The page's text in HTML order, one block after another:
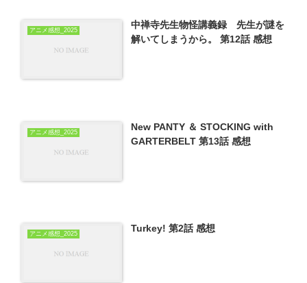
アニメ感想_2025
中禅寺先生物怪講義録 先生が謎を
解いてしまうから。 第12話 感想
アニメ感想_2025
New PANTY ＆ STOCKING with
GARTERBELT 第13話 感想
アニメ感想_2025 Turkey! 第2話 感想